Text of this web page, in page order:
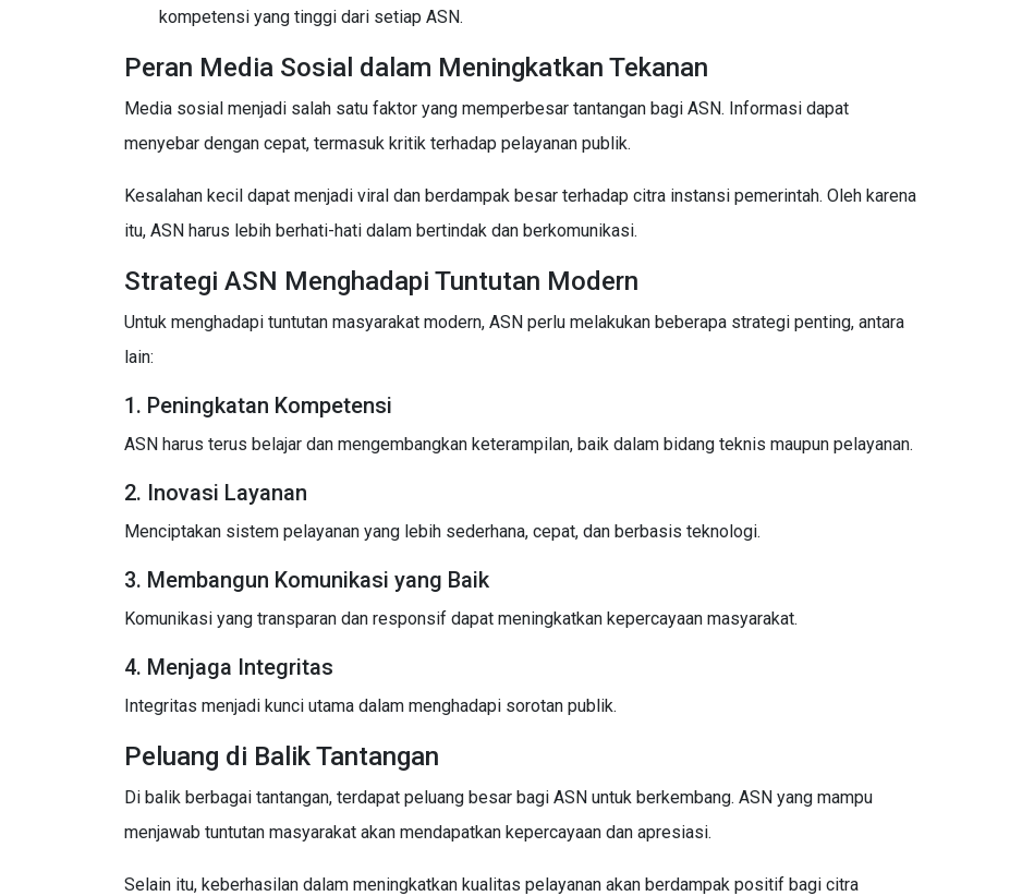
kompetensi yang tinggi dari setiap ASN.
Peran Media Sosial dalam Meningkatkan Tekanan
Media sosial menjadi salah satu faktor yang memperbesar tantangan bagi ASN. Informasi dapat
menyebar dengan cepat, termasuk kritik terhadap pelayanan publik.
Kesalahan kecil dapat menjadi viral dan berdampak besar terhadap citra instansi pemerintah. Oleh karena
itu, ASN harus lebih berhati-hati dalam bertindak dan berkomunikasi.
Strategi ASN Menghadapi Tuntutan Modern
Untuk menghadapi tuntutan masyarakat modern, ASN perlu melakukan beberapa strategi penting, antara
lain:
1. Peningkatan Kompetensi
ASN harus terus belajar dan mengembangkan keterampilan, baik dalam bidang teknis maupun pelayanan.
2. Inovasi Layanan
Menciptakan sistem pelayanan yang lebih sederhana, cepat, dan berbasis teknologi.
3. Membangun Komunikasi yang Baik
Komunikasi yang transparan dan responsif dapat meningkatkan kepercayaan masyarakat.
4. Menjaga Integritas
Integritas menjadi kunci utama dalam menghadapi sorotan publik.
Peluang di Balik Tantangan
Di balik berbagai tantangan, terdapat peluang besar bagi ASN untuk berkembang. ASN yang mampu
menjawab tuntutan masyarakat akan mendapatkan kepercayaan dan apresiasi.
Selain itu, keberhasilan dalam meningkatkan kualitas pelayanan akan berdampak positif bagi citra